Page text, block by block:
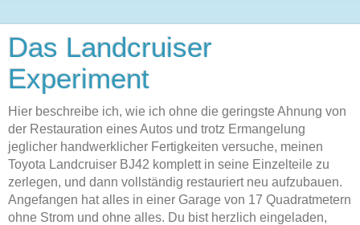
Das Landcruiser
Experiment
Hier beschreibe ich, wie ich ohne die geringste Ahnung von
der Restauration eines Autos und trotz Ermangelung
jeglicher handwerklicher Fertigkeiten versuche, meinen
Toyota Landcruiser BJ42 komplett in seine Einzelteile zu
zerlegen, und dann vollständig restauriert neu aufzubauen.
Angefangen hat alles in einer Garage von 17 Quadratmetern
ohne Strom und ohne alles. Du bist herzlich eingeladen,